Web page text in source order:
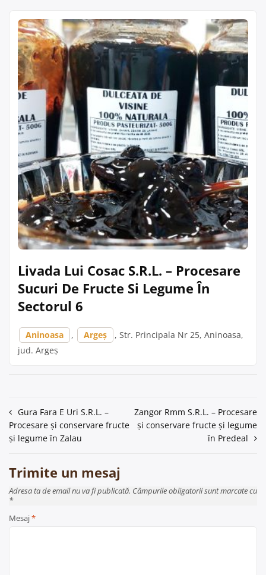
Livada Lui Cosac S.R.L. – Procesare
Sucuri De Fructe Si Legume În
Sectorul 6
Aninoasa , Argeș
, Str. Principala Nr 25, Aninoasa,
jud. Argeș
Navigare
în
Gura Fara E Uri S.R.L. –
Procesare și conservare fructe
și legume în Zalau
Zangor Rmm S.R.L. – Procesare
și conservare fructe și legume
în Predeal
Trimite un mesaj
Adresa ta de email nu va fi publicată. Câmpurile obligatorii sunt marcate cu
*
Mesaj*